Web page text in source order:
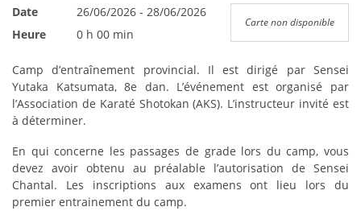
Nos cours
Horaire
Évènements
Nous joindre
Ressources
Carte non disponible
Date
26/06/2026 - 28/06/2026
Heure
0 h 00 min
Camp d’entraînement provincial. Il est dirigé par Sensei
Yutaka Katsumata, 8e dan. L’événement est organisé par
l’Association de Karaté Shotokan (AKS). L’instructeur invité est
à déterminer.
En qui concerne les passages de grade lors du camp, vous
devez avoir obtenu au préalable l’autorisation de Sensei
Chantal. Les inscriptions aux examens ont lieu lors du
premier entrainement du camp.